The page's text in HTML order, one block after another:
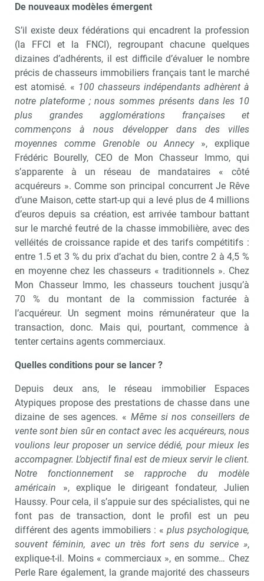
De nouveaux modèles émergent
S’il existe deux fédérations qui encadrent la profession
(la FFCI et la FNCI), regroupant chacune quelques
dizaines d’adhérents, il est difficile d’évaluer le nombre
précis de chasseurs immobiliers français tant le marché
est atomisé. « 100 chasseurs indépendants adhèrent à
notre plateforme ; nous sommes présents dans les 10
plus grandes agglomérations françaises et
commençons à nous développer dans des villes
moyennes comme Grenoble ou Annecy», explique
Frédéric Bourelly, CEO de Mon Chasseur Immo, qui
s’apparente à un réseau de mandataires « côté
acquéreurs ». Comme son principal concurrent Je Rêve
d’une Maison, cette start-up qui a levé plus de 4 millions
d’euros depuis sa création, est arrivée tambour battant
sur le marché feutré de la chasse immobilière, avec des
velléités de croissance rapide et des tarifs compétitifs :
entre 1.5 et 3 % du prix d’achat du bien, contre 2 à 4,5 %
en moyenne chez les chasseurs « traditionnels ». Chez
Mon Chasseur Immo, les chasseurs touchent jusqu’à
70 % du montant de la commission facturée à
l’acquéreur. Un segment moins rémunérateur que la
transaction, donc. Mais qui, pourtant, commence à
tenter certains agents commerciaux.
Quelles conditions pour se lancer ?
Depuis deux ans, le réseau immobilier Espaces
Atypiques propose des prestations de chasse dans une
dizaine de ses agences. « Même si nos conseillers de
vente sont bien sûr en contact avec les acquéreurs, nous
voulions leur proposer un service dédié, pour mieux les
accompagner. L’objectif final est de mieux servir le client.
Notre fonctionnement se rapproche du modèle
américain », explique le dirigeant fondateur, Julien
Haussy. Pour cela, il s’appuie sur des spécialistes, qui ne
font pas de transaction, dont le profil est un peu
différent des agents immobiliers : « plus psychologique,
souvent féminin, avec un très fort sens du service »,
explique-t-il. Moins « commerciaux », en somme… Chez
Perle Rare également, la grande majorité des chasseurs